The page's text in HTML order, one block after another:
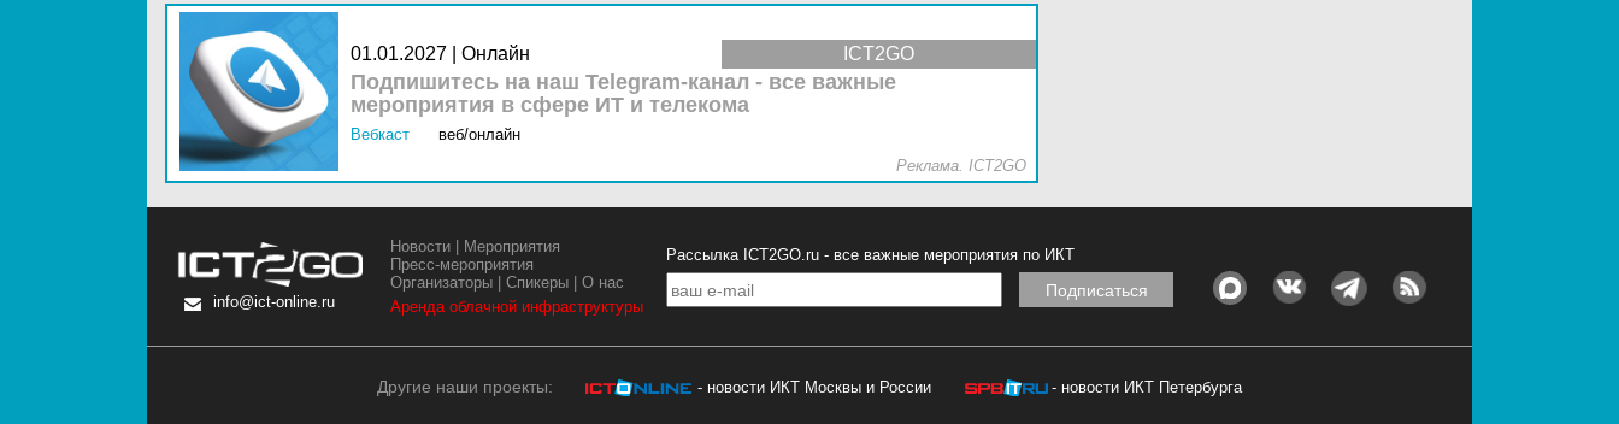
ICT2GO
01.01.2027 | Онлайн
Подпишитесь на наш Telegram-канал - все важные
мероприятия в сфере ИТ и телекома
Вебкаст
веб/онлайн
Реклама. ICT2GO
info@ict-online.ru
Новости
Мероприятия
Пресс-мероприятия
Организаторы |Спикеры |О нас
Аренда облачной инфраструктуры
Рассылка ICT2GO.ru - все важные мероприятия по ИКТ
Другие наши проекты: - новости ИКТ Москвы и России - новости ИКТ Петербурга